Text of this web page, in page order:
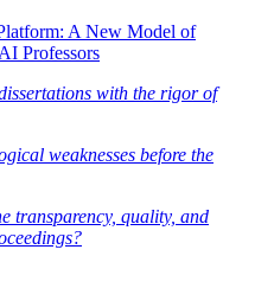
A New Model of
Professors
with the rigor of
weaknesses before the
transparency, quality, and